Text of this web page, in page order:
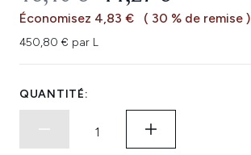
Économisez 4,83 € ( 30 % de remise )
450,80 € par L
QUANTITÉ: